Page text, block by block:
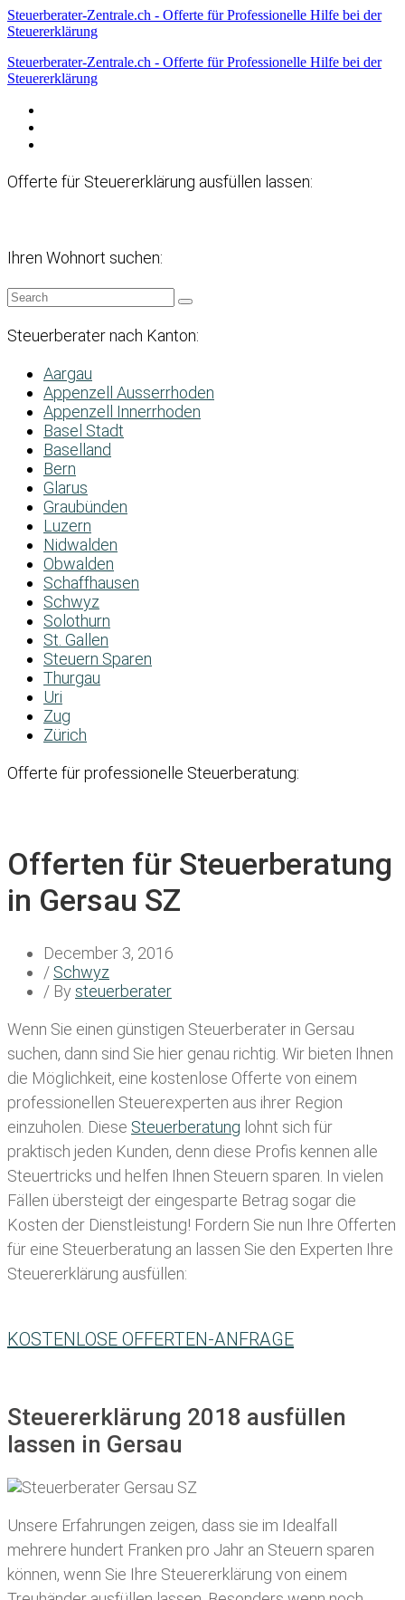
Steuerberater-Zentrale.ch - Offerte für Professionelle Hilfe bei der
Steuererklärung
Steuerberater-Zentrale.ch - Offerte für Professionelle Hilfe bei der
Steuererklärung
Offerte für Steuererklärung ausfüllen lassen:
Ihren Wohnort suchen:
Steuerberater nach Kanton:
Aargau
Appenzell Ausserrhoden
Appenzell Innerrhoden
Basel Stadt
Baselland
Bern
Glarus
Graubünden
Luzern
Nidwalden
Obwalden
Schaffhausen
Schwyz
Solothurn
St. Gallen
Steuern Sparen
Thurgau
Uri
Zug
Zürich
Offerte für professionelle Steuerberatung:
Offerten für Steuerberatung
in Gersau SZ
December 3, 2016
/ Schwyz
/ By steuerberater
Wenn Sie einen günstigen Steuerberater in Gersau
suchen, dann sind Sie hier genau richtig. Wir bieten Ihnen
die Möglichkeit, eine kostenlose Offerte von einem
professionellen Steuerexperten aus ihrer Region
einzuholen. Diese Steuerberatung lohnt sich für
praktisch jeden Kunden, denn diese Profis kennen alle
Steuertricks und helfen Ihnen Steuern sparen. In vielen
Fällen übersteigt der eingesparte Betrag sogar die
Kosten der Dienstleistung! Fordern Sie nun Ihre Offerten
für eine Steuerberatung an lassen Sie den Experten Ihre
Steuererklärung ausfüllen:
KOSTENLOSE OFFERTEN-ANFRAGE
Steuererklärung 2018 ausfüllen
lassen in Gersau
Unsere Erfahrungen zeigen, dass sie im Idealfall
mehrere hundert Franken pro Jahr an Steuern sparen
können, wenn Sie Ihre Steuererklärung von einem